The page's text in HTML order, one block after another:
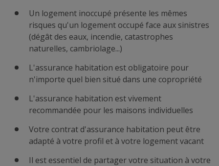
Un logement inoccupé présente les mêmes
risques qu'un logement occupé face aux sinistres
(dégât des eaux, incendie, catastrophes
naturelles, cambriolage...)
L'assurance habitation est obligatoire pour
n'importe quel bien situé dans une copropriété
L'assurance habitation est vivement
recommandée pour les maisons individuelles
Votre contrat d'assurance habitation peut être
adapté à votre profil et à votre logement vacant
Il est essentiel de partager votre situation à votre